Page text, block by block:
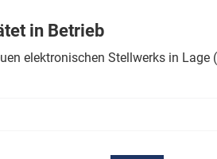
in Betrieb
elektronischen Stellwerks in